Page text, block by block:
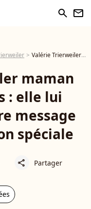
search newsletter
Valérie Trierweiler maman fière de son fils : elle lui adresse un tendre message pour une occasion spéciale
maman
: elle lui
message
spéciale
share Partager